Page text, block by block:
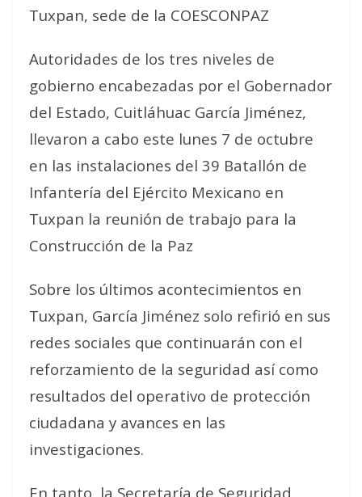
Tuxpan, sede de la COESCONPAZ
Autoridades de los tres niveles de
gobierno encabezadas por el Gobernador
del Estado, Cuitláhuac García Jiménez,
llevaron a cabo este lunes 7 de octubre
en las instalaciones del 39 Batallón de
Infantería del Ejército Mexicano en
Tuxpan la reunión de trabajo para la
Construcción de la Paz
Sobre los últimos acontecimientos en
Tuxpan, García Jiménez solo refirió en sus
redes sociales que continuarán con el
reforzamiento de la seguridad así como
resultados del operativo de protección
ciudadana y avances en las
investigaciones.
En tanto, la Secretaría de Seguridad